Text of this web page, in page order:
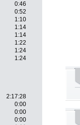
0:46
0:52
1:10
1:14
1:14
1:22
1:24
1:24
2:17:28
0:00
0:00
0:00